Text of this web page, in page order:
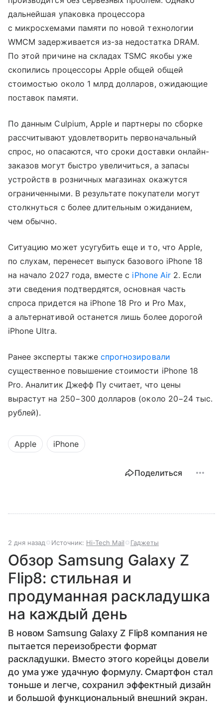
дальнейшая упаковка процессора
с микросхемами памяти по новой технологии
WMCM задерживается из-за недостатка DRAM.
По этой причине на складах TSMC якобы уже
скопились процессоры Apple общей общей
стоимостью около 1 млрд долларов, ожидающие
поставок памяти.
По данным Culpium, Apple и партнеры по сборке
рассчитывают удовлетворить первоначальный
спрос, но опасаются, что сроки доставки онлайн-
заказов могут быстро увеличиться, а запасы
устройств в розничных магазинах окажутся
ограниченными. В результате покупатели могут
столкнуться с более длительным ожиданием,
чем обычно.
Ситуацию может усугубить еще и то, что Apple,
по слухам, перенесет выпуск базового iPhone 18
на начало 2027 года, вместе с iPhone Air2. Если
эти сведения подтвердятся, основная часть
спроса придется на iPhone 18 Pro и Pro Max,
а альтернативой останется лишь более дорогой
iPhone Ultra.
Ранее эксперты такжеспрогнозировали
существенное повышение стоимости iPhone 18
Pro. Аналитик Джефф Пу считает, что цены
вырастут на 250−300 долларов (около 20−24 тыс.
рублей).
Apple iPhone
Поделиться
2 дня назад Источник: Hi-Tech Mail Гаджеты
Обзор Samsung Galaxy Z
Flip8: стильная и
продуманная раскладушка
на каждый день
В новом Samsung Galaxy Z Flip8 компания не
пытается переизобрести формат
раскладушки. Вместо этого корейцы довели
до ума уже удачную формулу. Смартфон стал
тоньше и легче, сохранил эффектный дизайн
и большой функциональный внешний экран.